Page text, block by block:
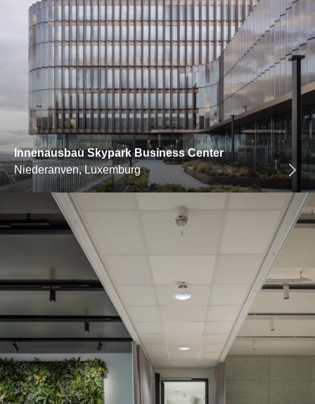
Innenausbau Skypark Business Center
Niederanven, Luxemburg